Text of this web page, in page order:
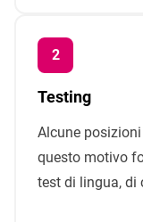
Testing
Alcune
questo motivo
test di lingua, di